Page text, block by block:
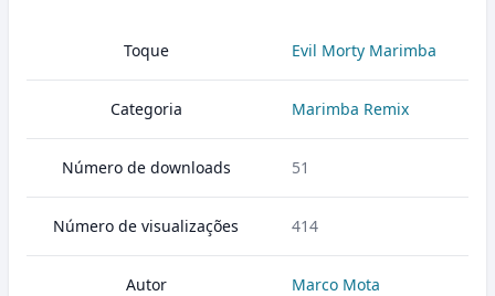
Toque Evil Morty Marimba
Categoria Marimba Remix
Número de downloads 51
Número de visualizações 414
Autor Marco Mota